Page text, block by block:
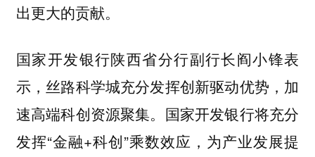
出更大的贡献。
国家开发银行陕西省分行副行长阎小锋表
示，丝路科学城充分发挥创新驱动优势，加
速高端科创资源聚集。国家开发银行将充分
发挥“金融+科创”乘数效应，为产业发展提